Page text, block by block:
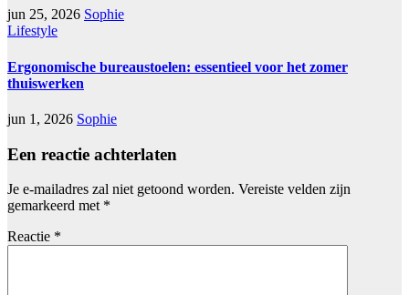
jun 25, 2026 Sophie
Lifestyle
Ergonomische bureaustoelen: essentieel voor het zomer
thuiswerken
jun 1, 2026 Sophie
Een reactie achterlaten
Je e-mailadres zal niet getoond worden. Vereiste velden zijn
gemarkeerd met *
Reactie *